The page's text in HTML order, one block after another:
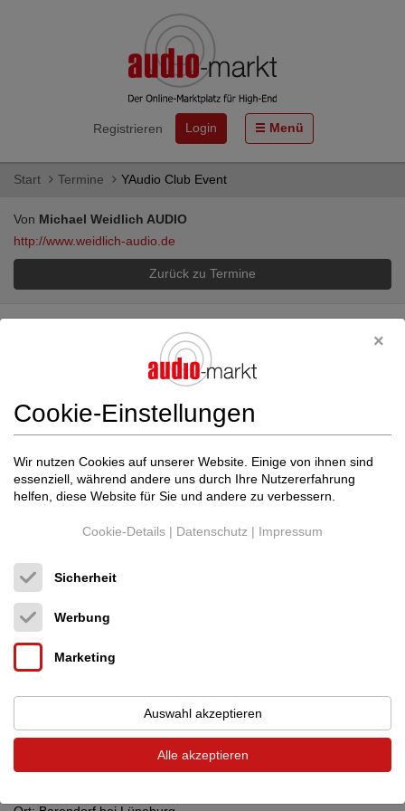
Registrieren Login Menü
Start Termine YAudio Club Event
Von Michael Weidlich AUDIO
http://www.weidlich-audio.de
Zurück zu Termine
YAudio Club Event
Im Rahmen des YAudio Clubs präsentieren wir das neue
Lautsprechermodell C3 von Weidlich AUDIO.
Cookie-Einstellungen
Wir nutzen Cookies auf unserer Website. Einige von ihnen sind
essenziell, während andere uns durch Ihre Nutzererfahrung
helfen, diese Website für Sie und andere zu verbessern.
Cookie-Details | Datenschutz | Impressum
Sicherheit
Werbung
Marketing
Auswahl akzeptieren
Alle akzeptieren